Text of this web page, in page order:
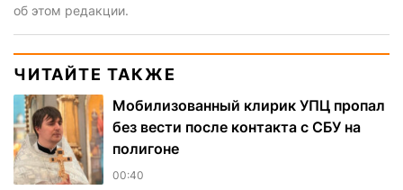
об этом редакции.
ЧИТАЙТЕ ТАКЖЕ
Мобилизованный клирик УПЦ пропал
без вести после контакта с СБУ на
полигоне
00:40